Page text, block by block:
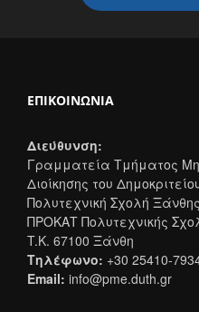
ΕΠΙΚΟΙΝΩΝΊΑ
Διεύθυνση:
Γραμματεία Τμήματος
Διοίκησης του
Πολυτεχνική Σχολή
ΠΡΟΚΑΤ Πολυτεχνικής
T.K. 67100 Ξάνθη
Τηλέφωνο: +30 25410-
Email: info@pme.duth.gr